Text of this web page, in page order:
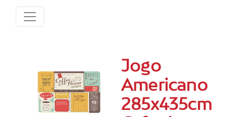
Jogo
Americano
285x435cm